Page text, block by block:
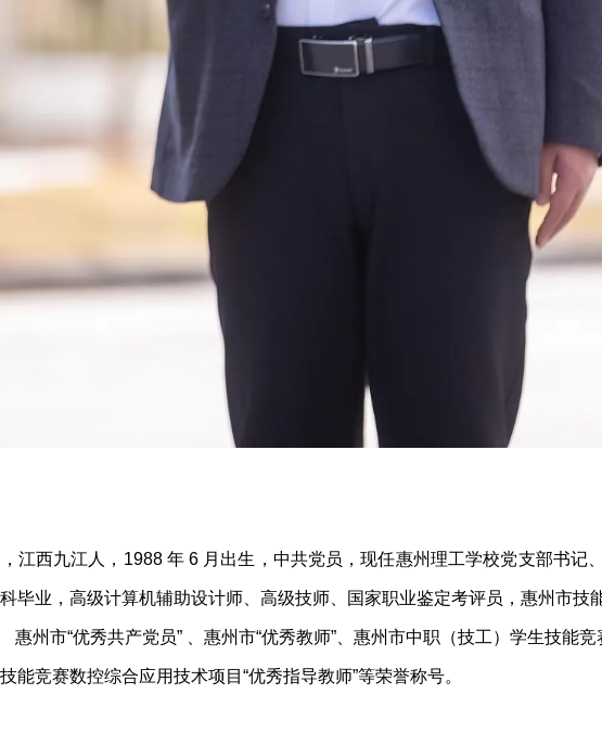
江西九江人，1988 年 6 月出生，中共党员，现任惠州理工学校党支部书记
毕业，高级计算机辅助设计师、高级技师、国家职业鉴定考评员，惠州市技
惠州市“优秀共产党员” 、惠州市“优秀教师”、惠州市中职（技工）学生技能竞
能竞赛数控综合应用技术项目“优秀指导教师”等荣誉称号。